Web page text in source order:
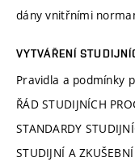
dány vnitřními
VYTVÁŘENÍ
Pravidla a podmínky
ŘÁD STUDIJNÍCH
STANDARDY
STUDIJNÍ A